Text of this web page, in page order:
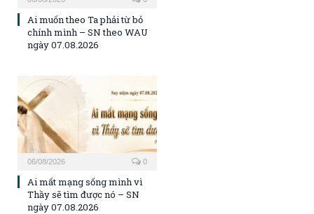
Ai muốn theo Ta phải từ bỏ
chính mình – SN theo WAU
ngày 07.08.2026
06/08/2026 0
Ai mất mạng sống mình vì
Thầy sẽ tìm được nó – SN
ngày 07.08.2026